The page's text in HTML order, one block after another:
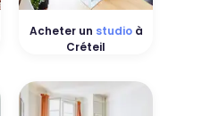
Acheter un studioà
Créteil